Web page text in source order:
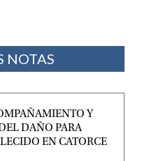
NOTAS
Y
DAÑO PARA
EN CATORCE